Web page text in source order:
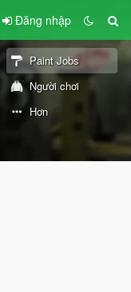
Đăng nhập
Paint Jobs
Người chơi
Hơn